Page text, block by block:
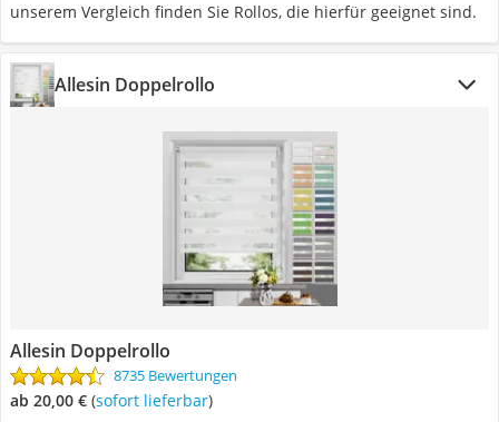
unserem Vergleich finden Sie Rollos, die hierfür geeignet sind.
Allesin Doppelrollo
Allesin Doppelrollo
8735 Bewertungen
ab 20,00 € ( Sofort lieferbar)